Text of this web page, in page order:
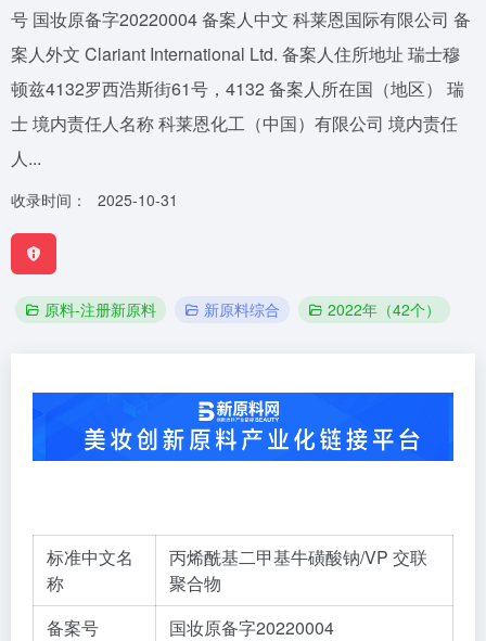
号 国妆原备字20220004 备案人中文 科莱恩国际有限公司 备
案人外文 Clariant International Ltd. 备案人住所地址 瑞士穆
顿兹4132罗西浩斯街61号，4132 备案人所在国（地区） 瑞
士 境内责任人名称 科莱恩化工（中国）有限公司 境内责任
人...
收录时间： 2025-10-31
原料-注册新原料 新原料综合 2022年（42个）
标准中文名
称
丙烯酰基二甲基牛磺酸钠/VP 交联
聚合物
备案号
国妆原备字20220004